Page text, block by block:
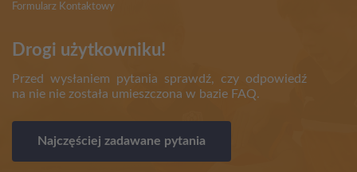
Formularz Kontaktowy
Drogi użytkowniku!
Przed wysłaniem pytania sprawdź, czy odpowiedź
na nie nie została umieszczona w bazie FAQ.
Najczęściej zadawane pytania